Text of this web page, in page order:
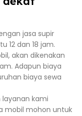
jasa supir
12 dan 18 jam.
akan dikenakan
Adapun biaya
biaya sewa
kami
mobil mohon untuk